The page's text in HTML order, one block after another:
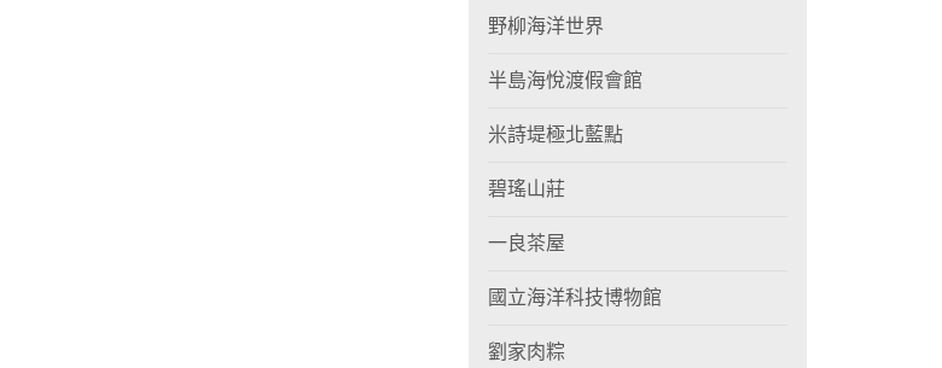
野柳海洋世界
半島海悅渡假會館
米詩堤極北藍點
碧瑤山莊
一良茶屋
國立海洋科技博物館
劉家肉粽